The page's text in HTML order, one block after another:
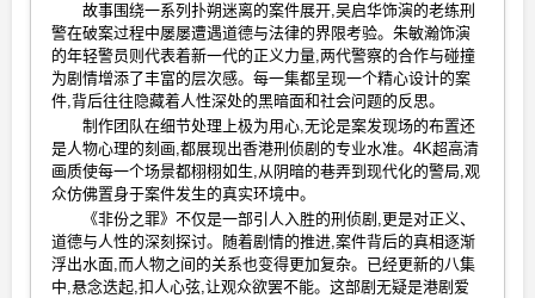
故事围绕一系列扑朔迷离的案件展开,吴启华饰演的老练刑
警在破案过程中屡屡遭遇道德与法律的界限考验。朱敏瀚饰演
的年轻警员则代表着新一代的正义力量,两代警察的合作与碰撞
为剧情增添了丰富的层次感。每一集都呈现一个精心设计的案
件,背后往往隐藏着人性深处的黑暗面和社会问题的反思。
制作团队在细节处理上极为用心,无论是案发现场的布置还
是人物心理的刻画,都展现出香港刑侦剧的专业水准。4K超高清
画质使每一个场景都栩栩如生,从阴暗的巷弄到现代化的警局,观
众仿佛置身于案件发生的真实环境中。
《非份之罪》不仅是一部引人入胜的刑侦剧,更是对正义、
道德与人性的深刻探讨。随着剧情的推进,案件背后的真相逐渐
浮出水面,而人物之间的关系也变得更加复杂。已经更新的八集
中,悬念迭起,扣人心弦,让观众欲罢不能。这部剧无疑是港剧爱